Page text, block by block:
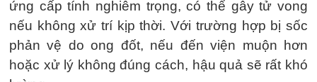
ứng cấp tính nghiêm trọng, có thể gây tử vong
nếu không xử trí kịp thời. Với trường hợp bị sốc
phản vệ do ong đốt, nếu đến viện muộn hơn
hoặc xử lý không đúng cách, hậu quả sẽ rất khó